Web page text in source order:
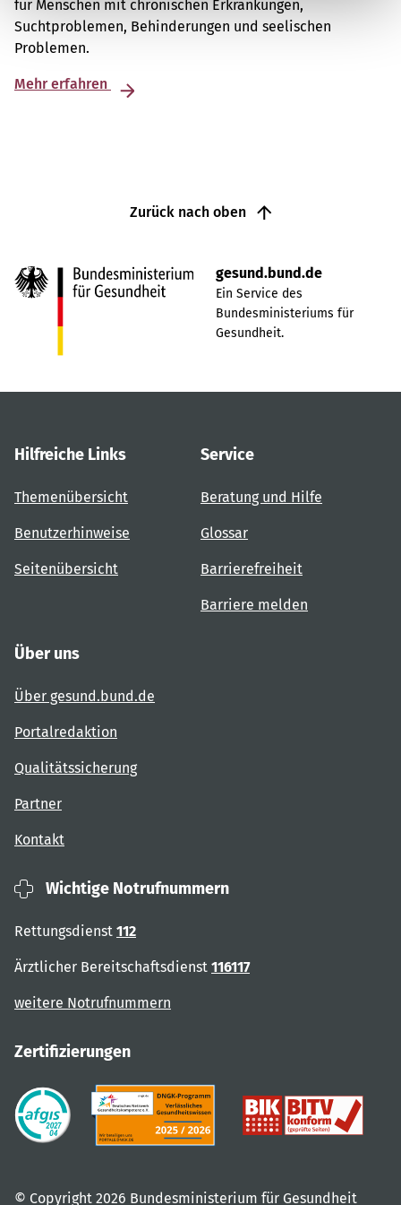
für Menschen mit chronischen Erkrankungen,
Suchtproblemen, Behinderungen und seelischen
Problemen.
Mehr erfahren
Zurück nach oben
gesund.bund.de
Ein Service des
Bundesministeriums für
Gesundheit.
Hilfreiche Links
Themenübersicht
Benutzerhinweise
Seitenübersicht
Service
Beratung und Hilfe
Glossar
Barrierefreiheit
Barriere melden
Über uns
Über gesund.bund.de
Portalredaktion
Qualitätssicherung
Partner
Kontakt
Wichtige Notrufnummern
Rettungsdienst 112
Ärztlicher Bereitschaftsdienst 116117
weitere Notrufnummern
Zertifizierungen
© Copyright 2026 Bundesministerium für Gesundheit